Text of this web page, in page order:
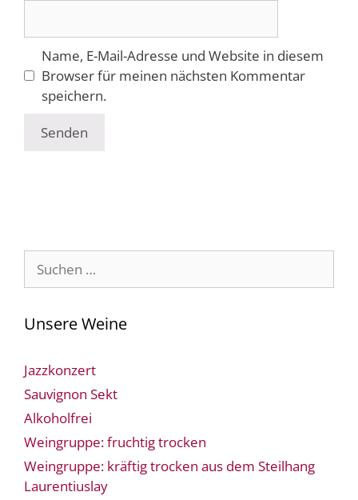
Name, E-Mail-Adresse und Website in diesem
Browser für meinen nächsten Kommentar
speichern.
Suche
nach:
Unsere Weine
Jazzkonzert
Sauvignon Sekt
Alkoholfrei
Weingruppe: fruchtig trocken
Weingruppe: kräftig trocken aus dem Steilhang
Laurentiuslay